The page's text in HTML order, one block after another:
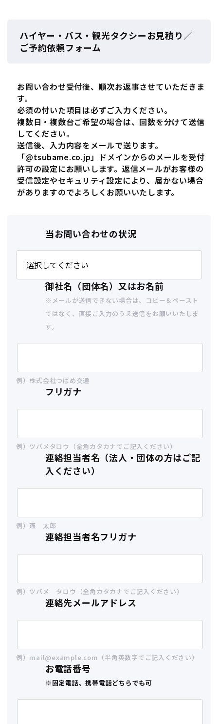
ハイヤー・バス・観光タクシーお見積り／
ご予約依頼フォーム
お問い合わせ受付後、順次お返事させていただきま
す。
必須の付いた項目は必ずご入力ください。
複数日・複数台ご希望の場合は、回数を分けて送信
してください。
送信後、入力内容をメールで送ります。
「@tsubame.co.jp」ドメインからのメールを受付
許可の設定にお願いします。返信メールがお客様の
受信設定やセキュリティ設定により、届かない場合
がありますのでよろしくお願いいたします。
当お問い合わせの状況
御社名（団体名）又はお名前
※メールが送信できない場合は、コピー＆ペースト
ではなく、直接ご入力のうえ送信をお願いいたしま
す。
例）株式会社つばめ交通
フリガナ
例）ツバメタロウ（全角カタカナでご記入ください）
連絡担当者名（法人・団体の方はご記
入ください）
例）燕 太郎
連絡担当者名フリガナ
例）ツバメ タロウ（全角カタカナでご記入ください）
連絡先メールアドレス
例）mail@example.com（半角英数字でご記入ください）
お電話番号
※固定電話、携帯電話どちらでも可